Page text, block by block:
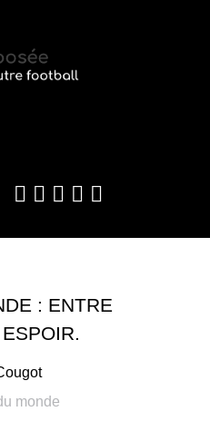
: ENTRE
monde